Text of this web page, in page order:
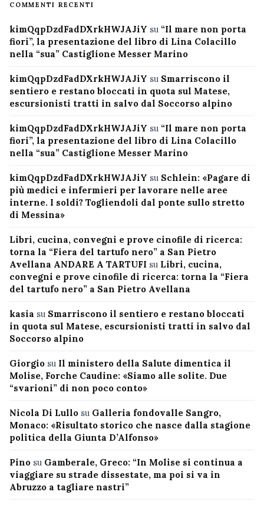
COMMENTI RECENTI
kimQqpDzdFadDXrkHWJAJiY su “Il mare non porta
fiori”, la presentazione del libro di Lina Colacillo
nella “sua” Castiglione Messer Marino
kimQqpDzdFadDXrkHWJAJiY su Smarriscono il
sentiero e restano bloccati in quota sul Matese,
escursionisti tratti in salvo dal Soccorso alpino
kimQqpDzdFadDXrkHWJAJiY su “Il mare non porta
fiori”, la presentazione del libro di Lina Colacillo
nella “sua” Castiglione Messer Marino
kimQqpDzdFadDXrkHWJAJiY su Schlein: «Pagare di
più medici e infermieri per lavorare nelle aree
interne. I soldi? Togliendoli dal ponte sullo stretto
di Messina»
Libri, cucina, convegni e prove cinofile di ricerca:
torna la “Fiera del tartufo nero” a San Pietro
Avellana ANDARE A TARTUFI su Libri, cucina,
convegni e prove cinofile di ricerca: torna la “Fiera
del tartufo nero” a San Pietro Avellana
kasia su Smarriscono il sentiero e restano bloccati
in quota sul Matese, escursionisti tratti in salvo dal
Soccorso alpino
Giorgio su Il ministero della Salute dimentica il
Molise, Forche Caudine: «Siamo alle solite. Due
“svarioni” di non poco conto»
Nicola Di Lullo su Galleria fondovalle Sangro,
Monaco: «Risultato storico che nasce dalla stagione
politica della Giunta D’Alfonso»
Pino su Gamberale, Greco: “In Molise si continua a
viaggiare su strade dissestate, ma poi si va in
Abruzzo a tagliare nastri”